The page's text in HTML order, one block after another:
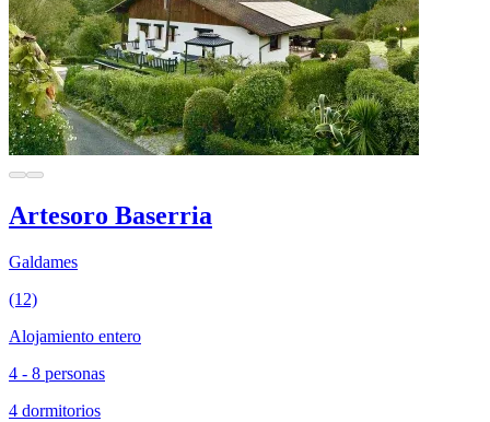
Artesoro Baserria
Galdames
(12)
Alojamiento entero
4 - 8 personas
4 dormitorios